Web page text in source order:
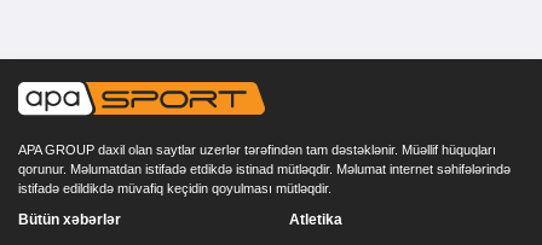
APA GROUP daxil olan saytlar uzerlər tərəfindən tam dəstəklənir. Müəllif hüquqları
qorunur. Məlumatdan istifadə etdikdə istinad mütləqdir. Məlumat internet səhifələrində
istifadə edildikdə müvafiq keçidin qoyulması mütləqdir.
Bütün xəbərlər Atletika